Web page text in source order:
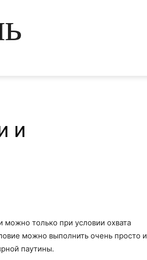
и
только при условии охвата
можно выполнить очень просто и
паутины.